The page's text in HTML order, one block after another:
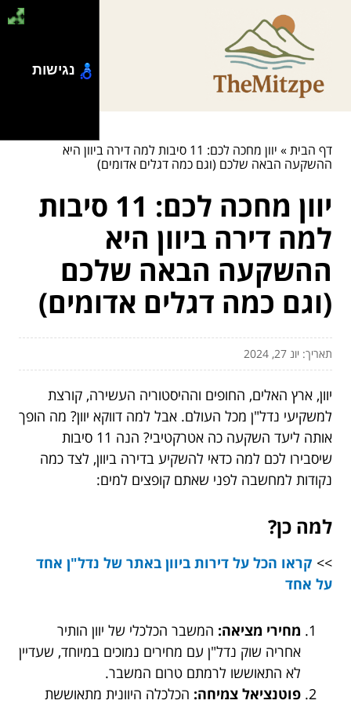
דף הבית»
יוון מחכה לכם: 11 סיבות למה דירה ביוון היא
ההשקעה הבאה שלכם (וגם כמה דגלים אדומים)
יוון מחכה לכם: 11 סיבות
למה דירה ביוון היא
ההשקעה הבאה שלכם
(וגם כמה דגלים אדומים)
תאריך: יונ 27, 2024
יוון, ארץ האלים, החופים וההיסטוריה העשירה, קורצת
למשקיעי נדל"ן מכל העולם. אבל למה דווקא יוון? מה הופך
אותה ליעד השקעה כה אטרקטיבי? הנה 11 סיבות
שיסבירו לכם למה כדאי להשקיע בדירה ביוון, לצד כמה
נקודות למחשבה לפני שאתם קופצים למים:
למה כן?
>> קראו הכל על דירות ביוון באתר של נדל"ן אחד
על אחד
מחירי מציאה: המשבר הכלכלי של יוון הותיר
אחריה שוק נדל"ן עם מחירים נמוכים במיוחד, שעדיין
לא התאוששו לרמתם טרום המשבר.
פוטנציאל צמיחה: הכלכלה היוונית מתאוששת
נגישות